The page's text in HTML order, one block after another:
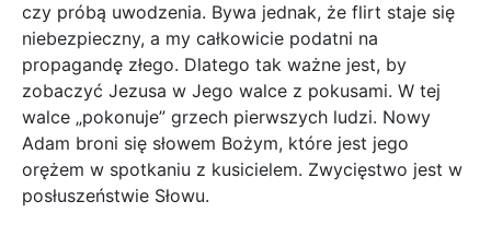
czy próbą uwodzenia. Bywa jednak, że flirt staje się
niebezpieczny, a my całkowicie podatni na
propagandę złego. Dlatego tak ważne jest, by
zobaczyć Jezusa w Jego walce z pokusami. W tej
walce „pokonuje” grzech pierwszych ludzi. Nowy
Adam broni się słowem Bożym, które jest jego
orężem w spotkaniu z kusicielem. Zwycięstwo jest w
posłuszeństwie Słowu.